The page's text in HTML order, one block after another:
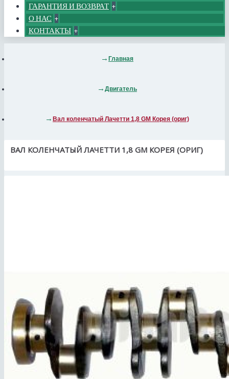
ГАРАНТИЯ И ВОЗВРАТ +
О НАС +
КОНТАКТЫ +
Главная
Двигатель
Вал коленчатый Лачетти 1,8 GM Корея (ориг)
ВАЛ КОЛЕНЧАТЫЙ ЛАЧЕТТИ 1,8 GM КОРЕЯ (ОРИГ)